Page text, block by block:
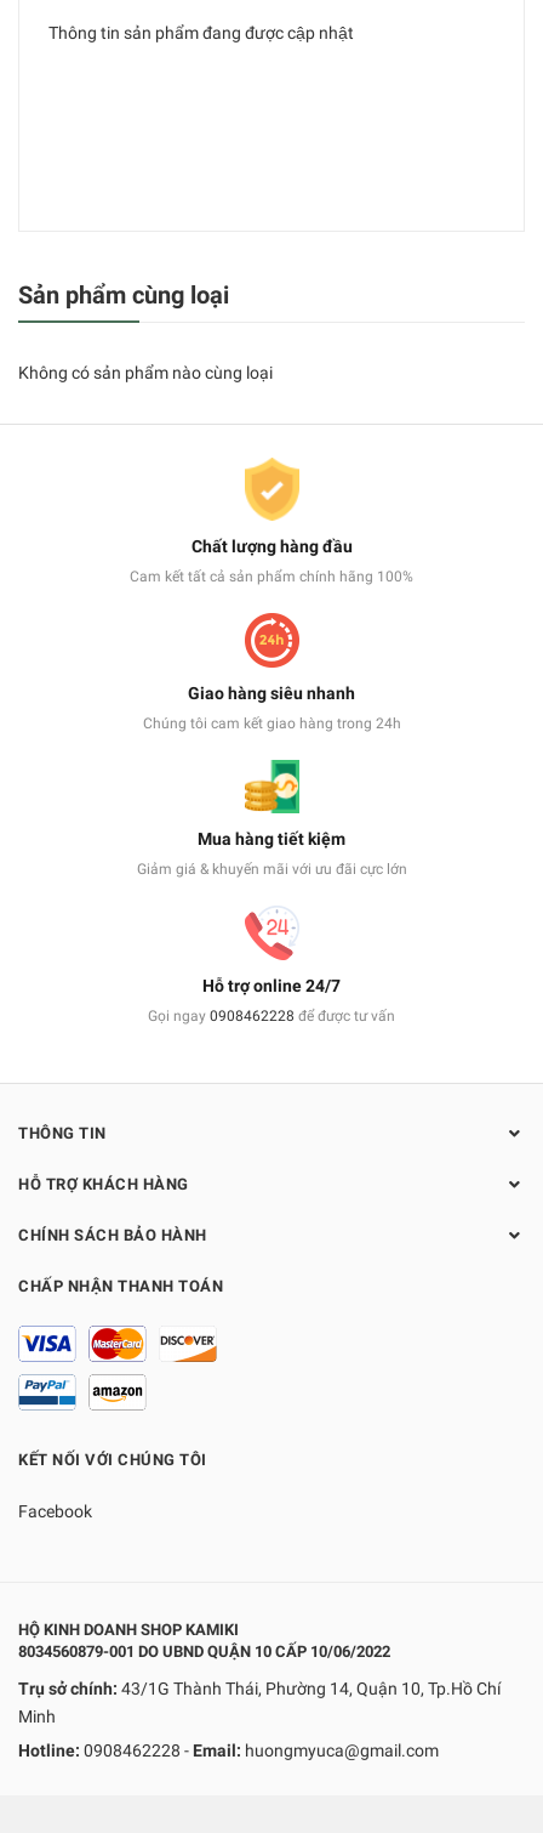
Thông tin sản phẩm đang được cập nhật
Sản phẩm cùng loại
Không có sản phẩm nào cùng loại
Chất lượng hàng đầu
Cam kết tất cả sản phẩm chính hãng 100%
Giao hàng siêu nhanh
Chúng tôi cam kết giao hàng trong 24h
Mua hàng tiết kiệm
Giảm giá & khuyến mãi với ưu đãi cực lớn
Hỗ trợ online 24/7
Gọi ngay 0908462228 để được tư vấn
THÔNG TIN
HỖ TRỢ KHÁCH HÀNG
CHÍNH SÁCH BẢO HÀNH
CHẤP NHẬN THANH TOÁN
KẾT NỐI VỚI CHÚNG TÔI
Facebook
HỘ KINH DOANH SHOP KAMIKI
8034560879-001 DO UBND QUẬN 10 CẤP 10/06/2022
Trụ sở chính: 43/1G Thành Thái, Phường 14, Quận 10, Tp.Hồ Chí
Minh
Hotline: 0908462228 - Email: huongmyuca@gmail.com